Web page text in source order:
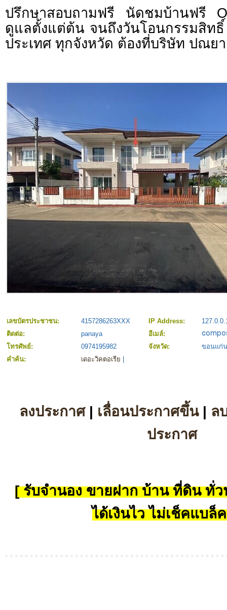
ปรึกษาสอบถามฟรี นัดชมบ้านฟรี
ดูแลตั้งแต่ต้น จนถึงวันโอนกรรมสิท
ประเทศ ทุกจังหวัด ต้องที่บริษัท ปณย
เลขบัตรประชาชน: 4157286263XXX IP Address:
ติดต่อ:
panaya
อีเมล์:
โทรศัพย์:
0974195982 จังหวัด:
ขอนแก่น
คำค้น:
เดอะวิคตอเรีย
ลงประกาศ| เลื่อนประกาศขึ้น| ล
ประกาศ
[ รับจำนอง ขายฝาก บ้าน ที่ดิน ทั่ว
ได้เงินไว ไม่เช็คแบล็